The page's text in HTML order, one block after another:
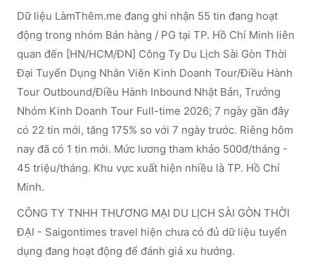
Dữ liệu LàmThêm.me đang ghi nhận 55 tin đang hoạt
động trong nhóm Bán hàng / PG tại TP. Hồ Chí Minh liên
quan đến [HN/HCM/ĐN] Công Ty Du Lịch Sài Gòn Thời
Đại Tuyển Dụng Nhân Viên Kinh Doanh Tour/Điều Hành
Tour Outbound/Điều Hành Inbound Nhật Bản, Trưởng
Nhóm Kinh Doanh Tour Full-time 2026; 7 ngày gần đây
có 22 tin mới, tăng 175% so với 7 ngày trước. Riêng hôm
nay đã có 1 tin mới. Mức lương tham khảo 500đ/tháng -
45 triệu/tháng. Khu vực xuất hiện nhiều là TP. Hồ Chí
Minh.
CÔNG TY TNHH THƯƠNG MẠI DU LỊCH SÀI GÒN THỜI
ĐẠI - Saigontimes travel hiện chưa có đủ dữ liệu tuyển
dụng đang hoạt động để đánh giá xu hướng.